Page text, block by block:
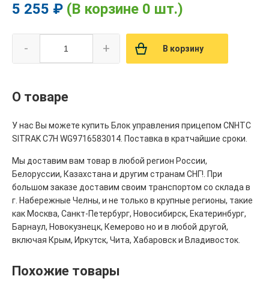
5 255 ₽ (В корзине 0 шт.)
- + В корзину
О товаре
У нас Вы можете купить Блок управления прицепом CNHTC
SITRAK C7H WG9716583014. Поставка в кратчайшие сроки.
Мы доставим вам товар в любой регион России,
Белоруссии, Казахстана и другим странам СНГ!. При
большом заказе доставим своим транспортом со склада в
г. Набережные Челны, и не только в крупные регионы, такие
как Москва, Санкт-Петербург, Новосибирск, Екатеринбург,
Барнаул, Новокузнецк, Кемерово но и в любой другой,
включая Крым, Иркутск, Чита, Хабаровск и Владивосток.
Похожие товары